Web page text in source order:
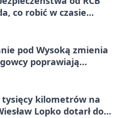
co robić w czasie
pod Wysoką zmienia
poprawiają
tysięcy kilometrów na
Lopko dotarł do